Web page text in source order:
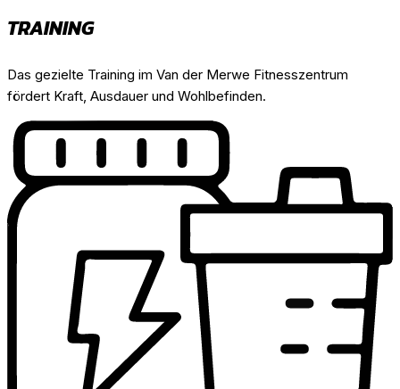
TRAINING
Das gezielte Training im Van der Merwe Fitnesszentrum
fördert Kraft, Ausdauer und Wohlbefinden.